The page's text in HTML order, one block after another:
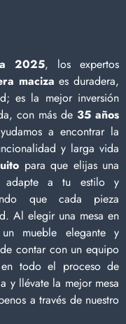
2025, los expertos
macizaes duradera,
es la mejor inversión
con más de 35 años
a encontrar la
y larga vida
para que elijas una
adapte a tu estilo y
que cada pieza
Al elegir una mesa en
mueble elegante y
contar con un equipo
todo el proceso de
y llévate la mejor mesa
a través de nuestro